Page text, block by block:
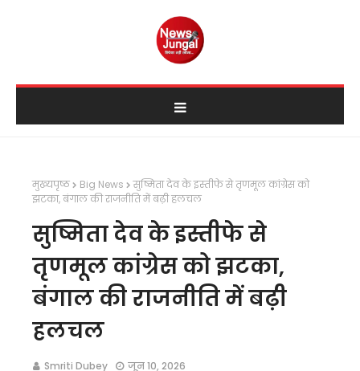
मुख्यपृष्ठ Big News
सुष्मिता देव के इस्तीफे से तृणमूल कांग्रेस को
झटका, बंगाल की राजनीति में बढ़ी हलचल
सुष्मिता देव के इस्तीफे से
तृणमूल कांग्रेस को झटका,
बंगाल की राजनीति में बढ़ी
हलचल
Smriti Dubey जून 10, 2026